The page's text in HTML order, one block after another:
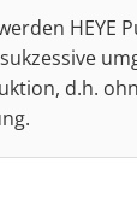
HEYE
d.h.